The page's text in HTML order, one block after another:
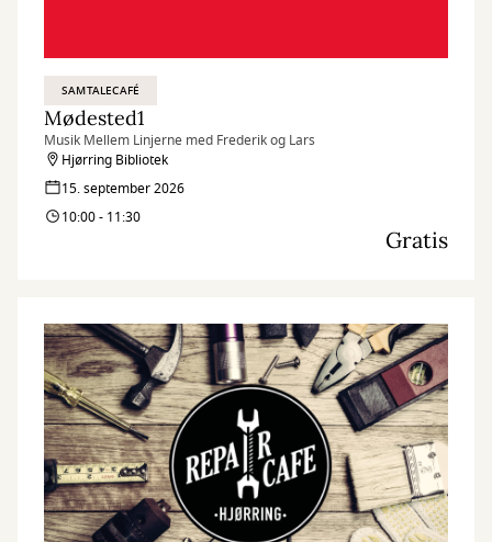
SAMTALECAFÉ
Mødested1
Musik Mellem Linjerne med Frederik og Lars
Hjørring Bibliotek
15. september 2026
10:00 - 11:30
Gratis